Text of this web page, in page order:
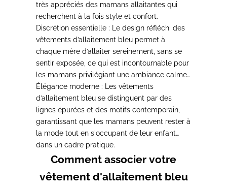
très appréciés des mamans allaitantes qui
recherchent à la fois style et confort.
Discrétion essentielle : Le design réfléchi des
vêtements d’allaitement bleu permet à
chaque mère d’allaiter sereinement, sans se
sentir exposée, ce qui est incontournable pour
les mamans privilégiant une ambiance calme
et accueillante.
Élégance moderne : Les vêtements
d’allaitement bleu se distinguent par des
lignes épurées et des motifs contemporain,
garantissant que les mamans peuvent rester à
la mode tout en s'occupant de leur enfant
dans un cadre pratique.
Comment associer votre
vêtement d'allaitement bleu